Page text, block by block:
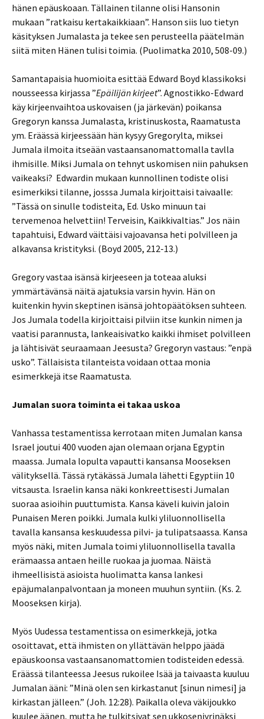
hänen epäuskoaan. Tällainen tilanne olisi Hansonin
mukaan ”ratkaisu kertakaikkiaan”. Hanson siis luo tietyn
käsityksen Jumalasta ja tekee sen perusteella päätelmän
siitä miten Hänen tulisi toimia. (Puolimatka 2010, 508-09.)
Samantapaisia huomioita esittää Edward Boyd klassikoksi
nousseessa kirjassa ”Epäilijän kirjeet”. Agnostikko-Edward
käy kirjeenvaihtoa uskovaisen (ja järkevän) poikansa
Gregoryn kanssa Jumalasta, kristinuskosta, Raamatusta
ym. Eräässä kirjeessään hän kysyy Gregorylta, miksei
Jumala ilmoita itseään vastaansanomattomalla tavlla
ihmisille. Miksi Jumala on tehnyt uskomisen niin pahuksen
vaikeaksi? Edwardin mukaan kunnollinen todiste olisi
esimerkiksi tilanne, josssa Jumala kirjoittaisi taivaalle:
”Tässä on sinulle todisteita, Ed. Usko minuun tai
tervemenoa helvettiin! Terveisin, Kaikkivaltias.” Jos näin
tapahtuisi, Edward väittäisi vajoavansa heti polvilleen ja
alkavansa kristityksi. (Boyd 2005, 212-13.)
Gregory vastaa isänsä kirjeeseen ja toteaa aluksi
ymmärtävänsä näitä ajatuksia varsin hyvin. Hän on
kuitenkin hyvin skeptinen isänsä johtopäätöksen suhteen.
Jos Jumala todella kirjoittaisi pilviin itse kunkin nimen ja
vaatisi parannusta, lankeaisivatko kaikki ihmiset polvilleen
ja lähtisivät seuraamaan Jeesusta? Gregoryn vastaus: ”enpä
usko”. Tällaisista tilanteista voidaan ottaa monia
esimerkkejä itse Raamatusta.
Jumalan suora toiminta ei takaa uskoa
Vanhassa testamentissa kerrotaan miten Jumalan kansa
Israel joutui 400 vuoden ajan olemaan orjana Egyptin
maassa. Jumala lopulta vapautti kansansa Mooseksen
välityksellä. Tässä rytäkässä Jumala lähetti Egyptiin 10
vitsausta. Israelin kansa näki konkreettisesti Jumalan
suoraa asioihin puuttumista. Kansa käveli kuivin jaloin
Punaisen Meren poikki. Jumala kulki yliluonnollisella
tavalla kansansa keskuudessa pilvi- ja tulipatsaassa. Kansa
myös näki, miten Jumala toimi yliluonnollisella tavalla
erämaassa antaen heille ruokaa ja juomaa. Näistä
ihmeellisistä asioista huolimatta kansa lankesi
epäjumalanpalvontaan ja moneen muuhun syntiin. (Ks. 2.
Mooseksen kirja).
Myös Uudessa testamentissa on esimerkkejä, jotka
osoittavat, että ihmisten on yllättävän helppo jäädä
epäuskoonsa vastaansanomattomien todisteiden edessä.
Eräässä tilanteessa Jeesus rukoilee Isää ja taivaasta kuuluu
Jumalan ääni: ”Minä olen sen kirkastanut [sinun nimesi] ja
kirkastan jälleen.” (Joh. 12:28). Paikalla oleva väkijoukko
kuulee äänen, mutta he tulkitsivat sen ukkosenjyrinäksi